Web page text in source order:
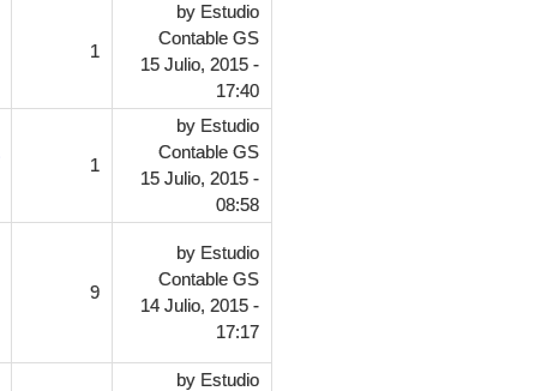
1
by Estudio
Contable GS
15 Julio, 2015 -
17:40
1
by Estudio
Contable GS
15 Julio, 2015 -
08:58
9
by Estudio
Contable GS
14 Julio, 2015 -
17:17
by Estudio